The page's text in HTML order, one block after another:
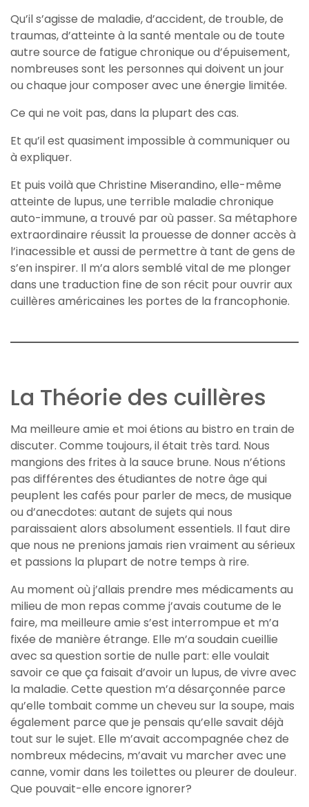
Qu’il s’agisse de maladie, d’accident, de trouble, de
traumas, d’atteinte à la santé mentale ou de toute
autre source de fatigue chronique ou d’épuisement,
nombreuses sont les personnes qui doivent un jour
ou chaque jour composer avec une énergie limitée.
Ce qui ne voit pas, dans la plupart des cas.
Et qu’il est quasiment impossible à communiquer ou
à expliquer.
Et puis voilà que Christine Miserandino, elle-même
atteinte de lupus, une terrible maladie chronique
auto-immune, a trouvé par où passer. Sa métaphore
extraordinaire réussit la prouesse de donner accès à
l’inacessible et aussi de permettre à tant de gens de
s’en inspirer. Il m’a alors semblé vital de me plonger
dans une traduction fine de son récit pour ouvrir aux
cuillères américaines les portes de la francophonie.
La Théorie des cuillères
Ma meilleure amie et moi étions au bistro en train de
discuter. Comme toujours, il était très tard. Nous
mangions des frites à la sauce brune. Nous n’étions
pas différentes des étudiantes de notre âge qui
peuplent les cafés pour parler de mecs, de musique
ou d’anecdotes: autant de sujets qui nous
paraissaient alors absolument essentiels. Il faut dire
que nous ne prenions jamais rien vraiment au sérieux
et passions la plupart de notre temps à rire.
Au moment où j’allais prendre mes médicaments au
milieu de mon repas comme j’avais coutume de le
faire, ma meilleure amie s’est interrompue et m’a
fixée de manière étrange. Elle m’a soudain cueillie
avec sa question sortie de nulle part: elle voulait
savoir ce que ça faisait d’avoir un lupus, de vivre avec
la maladie. Cette question m’a désarçonnée parce
qu’elle tombait comme un cheveu sur la soupe, mais
également parce que je pensais qu’elle savait déjà
tout sur le sujet. Elle m’avait accompagnée chez de
nombreux médecins, m’avait vu marcher avec une
canne, vomir dans les toilettes ou pleurer de douleur.
Que pouvait-elle encore ignorer?